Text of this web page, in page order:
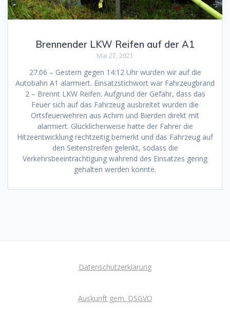
Brennender LKW Reifen auf der A1
Mai 27, 2021
27.06 – Gestern gegen 14:12 Uhr wurden wir auf die
Autobahn A1 alarmiert. Einsatzstichwort war Fahrzeugbrand
2 – Brennt LKW Reifen. Aufgrund der Gefahr, dass das
Feuer sich auf das Fahrzeug ausbreitet wurden die
Ortsfeuerwehren aus Achim und Bierden direkt mit
alarmiert. Glücklicherweise hatte der Fahrer die
Hitzeentwicklung rechtzeitig bemerkt und das Fahrzeug auf
den Seitenstreifen gelenkt, sodass die
Verkehrsbeeinträchtigung während des Einsatzes gering
gehalten werden konnte.
Datenschutzerklärung
Auskunft gem. DSGVO